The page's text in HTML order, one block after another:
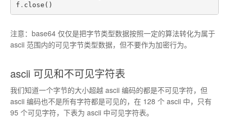
f . close ()
注意：base64 仅仅是把字节类型数据按照一定的算法转化为属于
ascii 范围内的可见字节类型数据，但不要作为加密行为。
ascii 可见和不可见字符表
我们知道一个字节的大小超越 ascii 编码的都是不可见字符，但
ascii 编码也不是所有字符都是可见的，在 128 个 ascii 中，只有
95 个可见字符，下表为 ascii 中可见字符表。